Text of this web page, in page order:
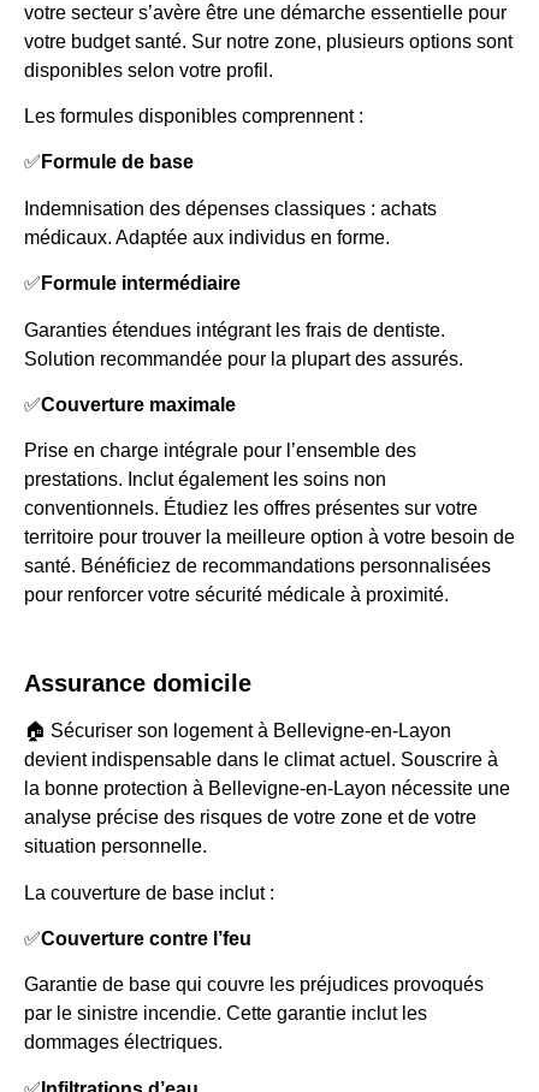
votre secteur s’avère être une démarche essentielle pour
votre budget santé. Sur notre zone, plusieurs options sont
disponibles selon votre profil.
Les formules disponibles comprennent :
✅ Formule de base
Indemnisation des dépenses classiques : achats
médicaux. Adaptée aux individus en forme.
✅ Formule intermédiaire
Garanties étendues intégrant les frais de dentiste.
Solution recommandée pour la plupart des assurés.
✅Couverture maximale
Prise en charge intégrale pour l’ensemble des
prestations. Inclut également les soins non
conventionnels. Étudiez les offres présentes sur votre
territoire pour trouver la meilleure option à votre besoin de
santé. Bénéficiez de recommandations personnalisées
pour renforcer votre sécurité médicale à proximité.
Assurance domicile
🏠 Sécuriser son logement à Bellevigne-en-Layon
devient indispensable dans le climat actuel. Souscrire à
la bonne protection à Bellevigne-en-Layon nécessite une
analyse précise des risques de votre zone et de votre
situation personnelle.
La couverture de base inclut :
✅Couverture contre l’feu
Garantie de base qui couvre les préjudices provoqués
par le sinistre incendie. Cette garantie inclut les
dommages électriques.